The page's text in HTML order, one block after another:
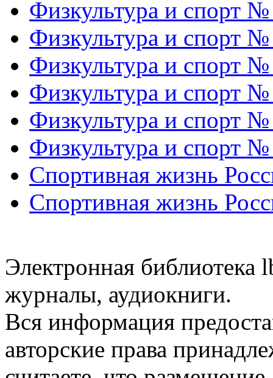
Физкультура и спорт
Физкультура и спорт
Физкультура и спорт
Физкультура и спорт
Физкультура и спорт
Физкультура и спорт
Спортивная жизнь
Спортивная жизнь
Электронная библиотека
журналы, аудиокниги.
Вся информация
авторские права